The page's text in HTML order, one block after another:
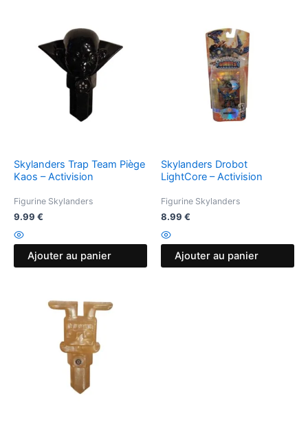
Skylanders Trap Team Piège
Kaos – Activision
Figurine Skylanders
9.99 €
Ajouter au panier
Skylanders Drobot
LightCore – Activision
Figurine Skylanders
8.99 €
Ajouter au panier